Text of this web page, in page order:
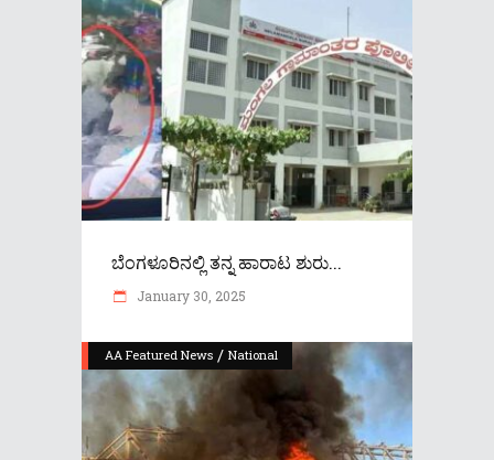
ಬೆಂಗಳೂರಿನಲ್ಲಿ ತನ್ನ ಹಾರಾಟ ಶುರು...
January 30, 2025
AA Featured News / National